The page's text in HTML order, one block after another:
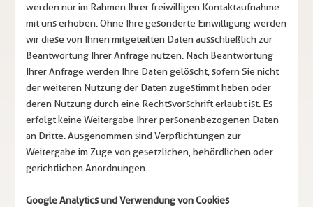
werden nur im Rahmen Ihrer freiwilligen Kontaktaufnahme
mit uns erhoben. Ohne Ihre gesonderte Einwilligung werden
wir diese von Ihnen mitgeteilten Daten ausschließlich zur
Beantwortung Ihrer Anfrage nutzen. Nach Beantwortung
Ihrer Anfrage werden Ihre Daten gelöscht, sofern Sie nicht
der weiteren Nutzung der Daten zugestimmt haben oder
deren Nutzung durch eine Rechtsvorschrift erlaubt ist. Es
erfolgt keine Weitergabe Ihrer personenbezogenen Daten
an Dritte. Ausgenommen sind Verpflichtungen zur
Weitergabe im Zuge von gesetzlichen, behördlichen oder
gerichtlichen Anordnungen.
Google Analytics und Verwendung von Cookies